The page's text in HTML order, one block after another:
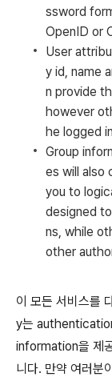
ssword
OpenID or
User
y id, name
n provide
however
he logged
Group
es will also
you to
designed
ns, while
other
이 모든 서비스를
y는
information을 제
니다. 만약 여러